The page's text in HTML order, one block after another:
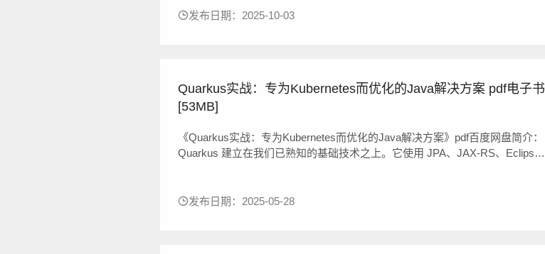
发布日期：2025-10-03
Quarkus实战：专为Kubernetes而优化的Java解决方案 pdf电子书
[53MB]
《Quarkus实战：专为Kubernetes而优化的Java解决方案》pdf百度网盘简介：
Quarkus 建立在我们已熟知的基础技术之上。它使用 JPA、JAX-RS、Eclipse
发布日期：2025-05-28